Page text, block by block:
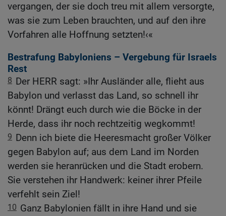
vergangen, der sie doch treu mit allem versorgte,
was sie zum Leben brauchten, und auf den ihre
Vorfahren alle Hoffnung setzten!‹«
Bestrafung Babyloniens – Vergebung für Israels
Rest
8 Der HERR sagt: »Ihr Ausländer alle, flieht aus
Babylon und verlasst das Land, so schnell ihr
könnt! Drängt euch durch wie die Böcke in der
Herde, dass ihr noch rechtzeitig wegkommt!
9 Denn ich biete die Heeresmacht großer Völker
gegen Babylon auf; aus dem Land im Norden
werden sie heranrücken und die Stadt erobern.
Sie verstehen ihr Handwerk: keiner ihrer Pfeile
verfehlt sein Ziel!
10 Ganz Babylonien fällt in ihre Hand und sie